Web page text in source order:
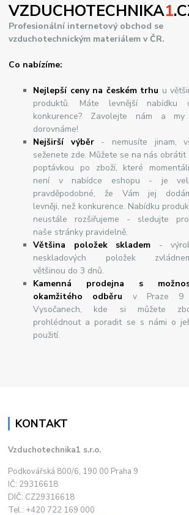
VZDUCHOTECHNIKA1
Profesionální internetový obchod se
vzduchotechnickým materiálem v ČR.
Co nabízíme:
Nejlepší ceny na českém trhu u
produktů. Máte levnější nabídku
konkurence? Zavolejte nám a
dorovnáme!
Nejširšívýběr- nemusíte jinam,
seženete zde. Můžete se na nás obrátit
poptávkou po zboží, které
není v nabídce eshopu - je
pravděpodobné, že Vám jej
levněji, než konkurence. Nabídku
neustále rozšiřujeme - sledujte
naše stránky pravidelně.
Většina položek skladem -
neskladových položek
většinou do 3 dnů.
Kamenná prodejna s
okamžitého odběru v Praze
Vysočanech, kde si můžete
prohlédnout a poradit se s námi o
použití.
KONTAKT
Vzduchotechnika1 s.r.o.
Podkovářská 800/6, 190 00 Praha 9
IČ: 29316618
DIČ: CZ29316618
Tel.: +420 722 169 000